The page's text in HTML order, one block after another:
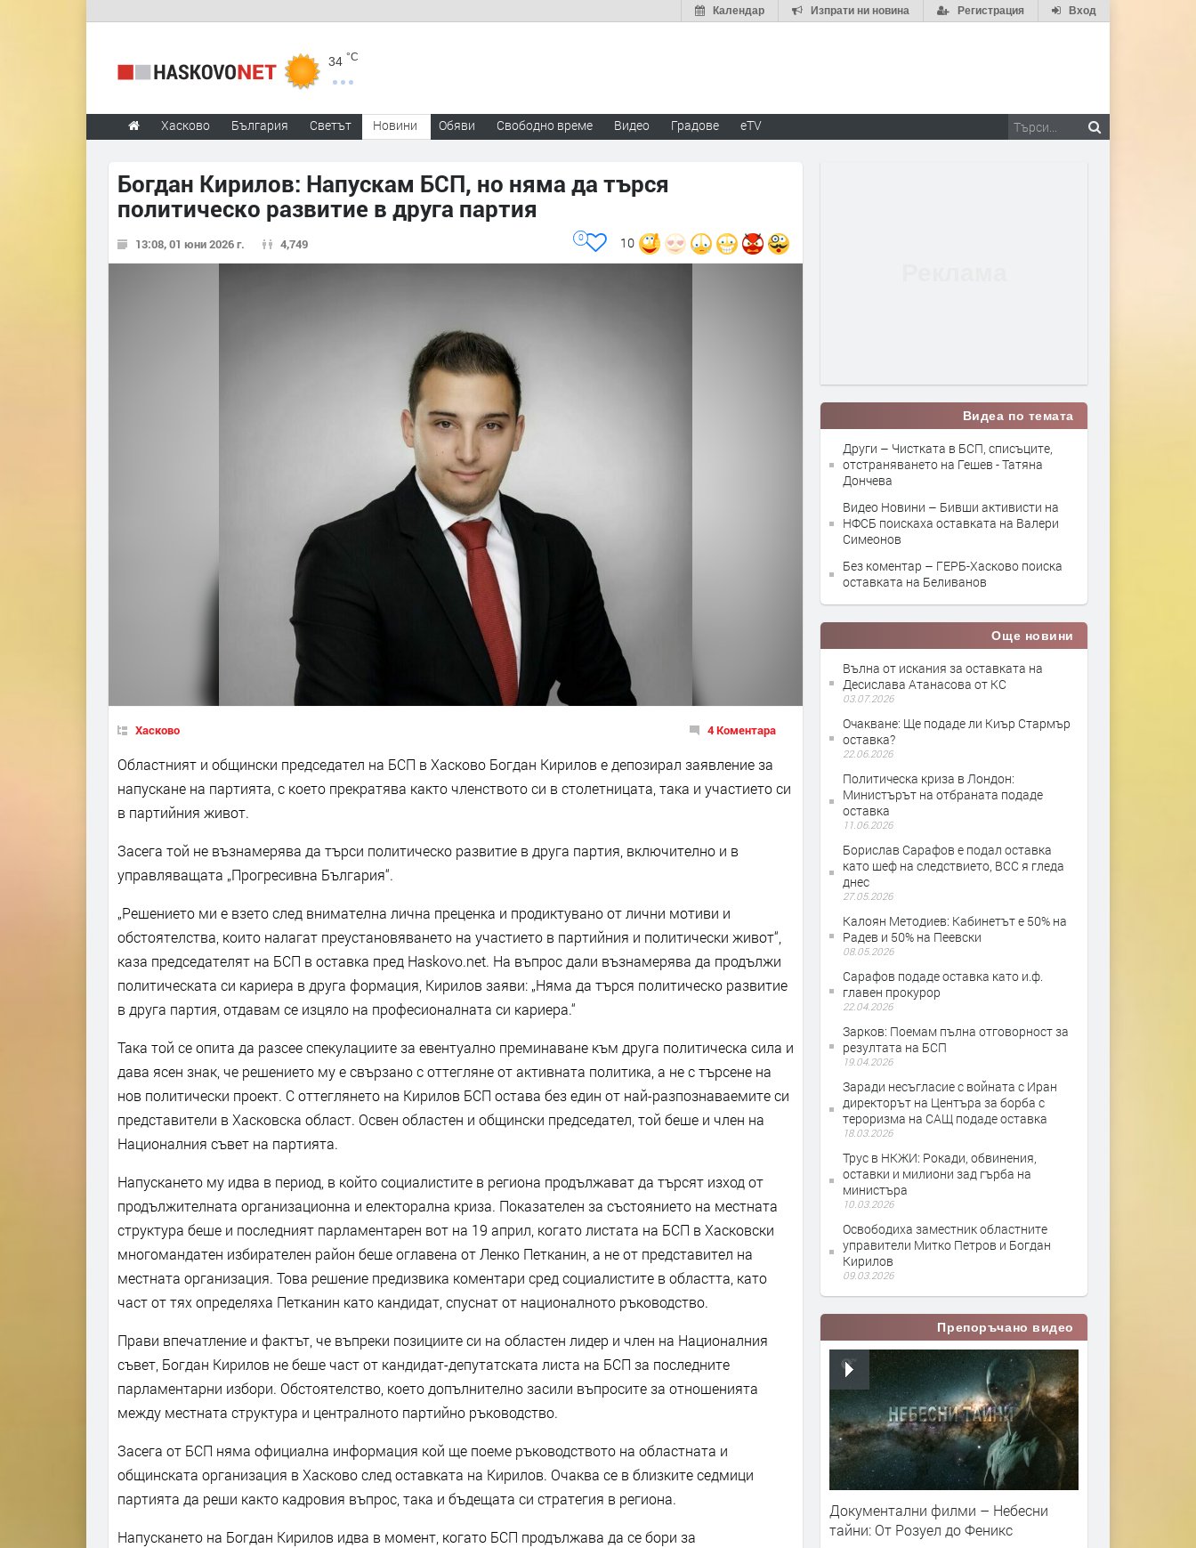
Вход
Регистрация
Изпрати ни новина
Календар
34 °C
Хасково България Светът Новини Обяви Свободно време Видео Градове eTV
Богдан Кирилов: Напускам БСП, но няма да търся
политическо развитие в друга партия
13:08, 01 юни 2026 г. 4,749 10
0
Хасково 4 Коментара
Областният и общински председател на БСП в Хасково Богдан Кирилов е депозирал заявление за
напускане на партията, с което прекратява както членството си в столетницата, така и участието си
в партийния живот.
Засега той не възнамерява да търси политическо развитие в друга партия, включително и в
управляващата „Прогресивна България“.
„Решението ми е взето след внимателна лична преценка и продиктувано от лични мотиви и
обстоятелства, които налагат преустановяването на участието в партийния и политически живот“,
каза председателят на БСП в оставка пред Haskovo.net. На въпрос дали възнамерява да продължи
политическата си кариера в друга формация, Кирилов заяви: „Няма да търся политическо развитие
в друга партия, отдавам се изцяло на професионалната си кариера.“
Така той се опита да разсее спекулациите за евентуално преминаване към друга политическа сила и
дава ясен знак, че решението му е свързано с оттегляне от активната политика, а не с търсене на
нов политически проект. С оттеглянето на Кирилов БСП остава без един от най-разпознаваемите си
представители в Хасковска област. Освен областен и общински председател, той беше и член на
Националния съвет на партията.
Напускането му идва в период, в който социалистите в региона продължават да търсят изход от
продължителната организационна и електорална криза. Показателен за състоянието на местната
структура беше и последният парламентарен вот на 19 април, когато листата на БСП в Хасковски
многомандатен избирателен район беше оглавена от Ленко Петканин, а не от представител на
местната организация. Това решение предизвика коментари сред социалистите в областта, като
част от тях определяха Петканин като кандидат, спуснат от националното ръководство.
Прави впечатление и фактът, че въпреки позициите си на областен лидер и член на Националния
съвет, Богдан Кирилов не беше част от кандидат-депутатската листа на БСП за последните
парламентарни избори. Обстоятелство, което допълнително засили въпросите за отношенията
между местната структура и централното партийно ръководство.
Засега от БСП няма официална информация кой ще поеме ръководството на областната и
общинската организация в Хасково след оставката на Кирилов. Очаква се в близките седмици
партията да реши както кадровия въпрос, така и бъдещата си стратегия в региона.
Напускането на Богдан Кирилов идва в момент, когато БСП продължава да се бори за
Видеа по темата
Други – Чистката в БСП, списъците,
отстраняването на Гешев - Татяна
Дончева
Видео Новини – Бивши активисти на
НФСБ поискаха оставкaта на Валери
Симеонов
Без коментар – ГЕРБ-Хасково поиска
оставката на Беливанов
Още новини
Вълна от искания за оставката на
Десислава Атанасова от КС
03.07.2026
Очакване: Ще подаде ли Киър Стармър
оставка?
22.06.2026
Политическа криза в Лондон:
Министърът на отбраната подаде
оставка
11.06.2026
Борислав Сарафов е подал оставка
като шеф на следствието, ВСС я гледа
днес
27.05.2026
Калоян Методиев: Кабинетът е 50% на
Радев и 50% на Пеевски
08.05.2026
Сарафов подаде оставка като и.ф.
главен прокурор
22.04.2026
Зарков: Поемам пълна отговорност за
резултата на БСП
19.04.2026
Заради несъгласие с войната с Иран
директорът на Центъра за борба с
тероризма на САЩ подаде оставка
18.03.2026
Трус в НКЖИ: Рокади, обвинения,
оставки и милиони зад гърба на
министъра
10.03.2026
Освободиха заместник областните
управители Митко Петров и Богдан
Кирилов
09.03.2026
Препоръчано видео
Документални филми – Небесни
тайни: От Розуел до Феникс